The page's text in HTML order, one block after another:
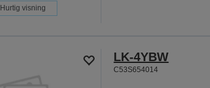
Hurtig visning
LK-4YBW
C53S654014